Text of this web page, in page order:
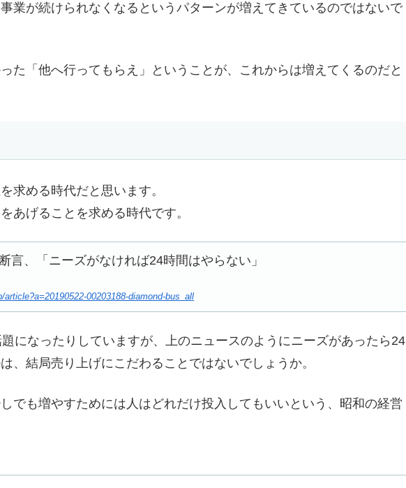
業が続けられなくなるというパターンが増えてきているのではないで
た「他へ行ってもらえ」ということが、これからは増えてくるのだと
求める時代だと思います。
あげることを求める時代です。
言、「ニーズがなければ24時間はやらない」
00203188-diamond-bus_all
になったりしていますが、上のニュースのようにニーズがあったら24
、結局売り上げにこだわることではないでしょうか。
でも増やすためには人はどれだけ投入してもいいという、昭和の経営